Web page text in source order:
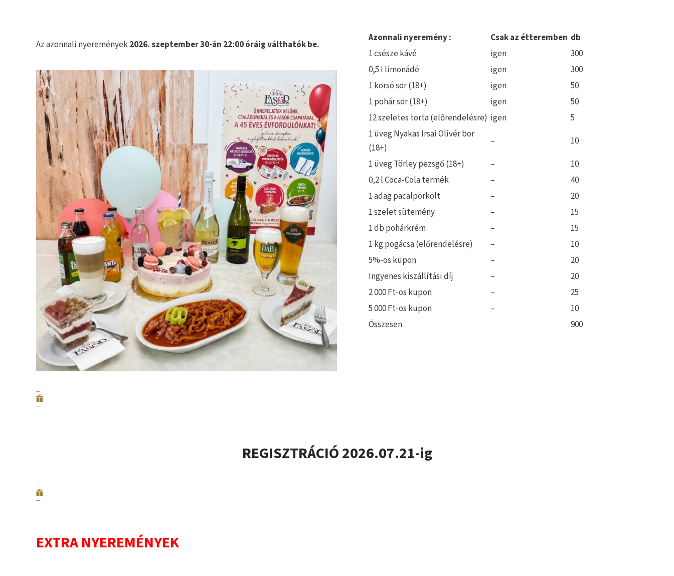
Az azonnali nyeremények2026. szeptember 30-án 22:00 óráig válthatók be.
Azonnali nyeremény : Csak az étteremben db
1 csésze kávé
igen
300
0,5 l limonádé
igen
300
1 korsó sör (18+)
igen
50
1 pohár sör (18+)
igen
50
12 szeletes torta (előrendelésre) igen
5
1 üveg Nyakas Irsai Olivér bor
(18+)
–
10
1 üveg Törley pezsgő (18+)
–
10
0,2 l Coca-Cola termék
–
40
1 adag pacalpörkölt
–
20
1 szelet sütemény
–
15
1 db pohárkrém
–
15
1 kg pogácsa (előrendelésre)
–
10
5%-os kupon
–
20
Ingyenes kiszállítási díj
–
20
2 000 Ft-os kupon
–
25
5 000 Ft-os kupon
–
10
Összesen
900
REGISZTRÁCIÓ 2026.07.21-ig
EXTRA NYEREMÉNYEK